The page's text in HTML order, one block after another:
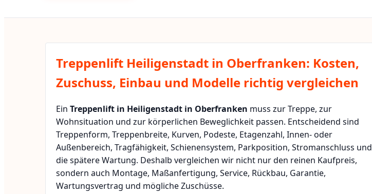
Treppenlift Heiligenstadt in Oberfranken: Kosten,
Zuschuss, Einbau und Modelle richtig vergleichen
Ein Treppenlift in Heiligenstadt in Oberfranken muss zur Treppe, zur
Wohnsituation und zur körperlichen Beweglichkeit passen. Entscheidend sind
Treppenform, Treppenbreite, Kurven, Podeste, Etagenzahl, Innen- oder
Außenbereich, Tragfähigkeit, Schienensystem, Parkposition, Stromanschluss und
die spätere Wartung. Deshalb vergleichen wir nicht nur den reinen Kaufpreis,
sondern auch Montage, Maßanfertigung, Service, Rückbau, Garantie,
Wartungsvertrag und mögliche Zuschüsse.